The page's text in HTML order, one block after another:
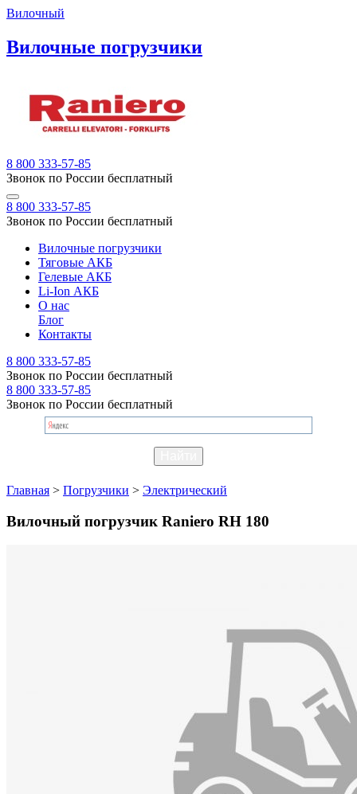
Вилочный
Вилочные погрузчики
8 800 333-57-85
Звонок по России бесплатный
8 800 333-57-85
Звонок по России бесплатный
Вилочные погрузчики
Тяговые АКБ
Гелевые АКБ
Li-Ion АКБ
О нас
Блог
Контакты
8 800 333-57-85
Звонок по России бесплатный
8 800 333-57-85
Звонок по России бесплатный
Главная > Погрузчики > Электрический
Вилочный погрузчик Raniero RH 180